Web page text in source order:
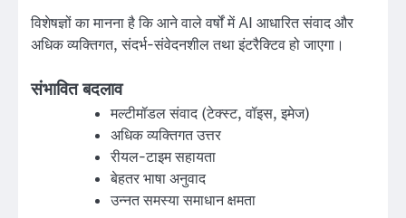
विशेषज्ञों का मानना है कि आने वाले वर्षों में AI आधारित संवाद और
अधिक व्यक्तिगत, संदर्भ-संवेदनशील तथा इंटरैक्टिव हो जाएगा।
संभावित बदलाव
मल्टीमॉडल संवाद (टेक्स्ट, वॉइस, इमेज)
अधिक व्यक्तिगत उत्तर
रीयल-टाइम सहायता
बेहतर भाषा अनुवाद
उन्नत समस्या समाधान क्षमता